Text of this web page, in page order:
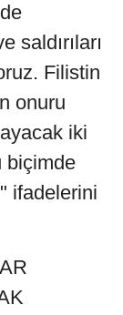
saldırıları
Filistin
onuru
iki
biçimde
ifadelerini